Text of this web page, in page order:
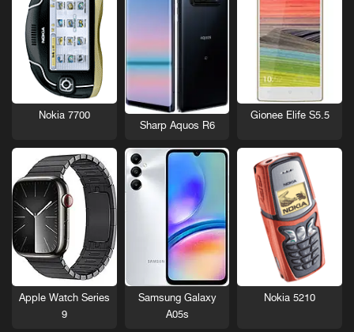
Gionee Elife S5.5
Sharp Aquos R6
Nokia 7700
Nokia 5210
Samsung Galaxy
A05s
Apple Watch Series
9